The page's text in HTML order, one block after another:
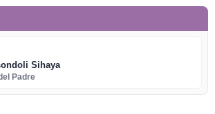
Sihaya
Padre